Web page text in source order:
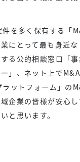
を多く保有する「
にとって最も身近
る公的相談窓口「
」、ネット上で
ットフォーム」の
企業の皆様が安心
と思います。